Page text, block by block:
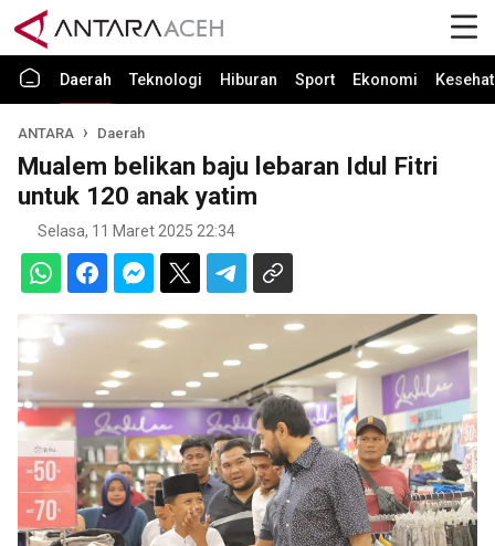
Daerah Teknologi Hiburan Sport Ekonomi
ANTARA Daerah
Mualem belikan baju lebaran Idul Fitri
untuk 120 anak yatim
Selasa, 11 Maret 2025 22:34